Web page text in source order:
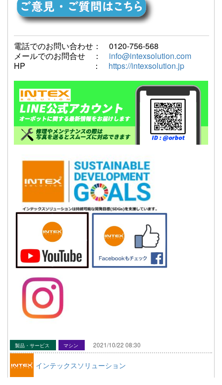
電話でのお問い合わせ： 0120-756-568
メールでのお問合せ ： info@intexsolution.com
HP ： https://intexsolution.jp
製品・サービス マシン 2021/10/22 08:30
インテックスソリューション